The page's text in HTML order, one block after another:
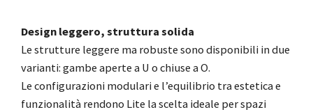
Design leggero, struttura solida
Le strutture leggere ma robuste sono disponibili in due
varianti: gambe aperte a U o chiuse a O.
Le configurazioni modulari e l’equilibrio tra estetica e
funzionalità rendono Lite la scelta ideale per spazi